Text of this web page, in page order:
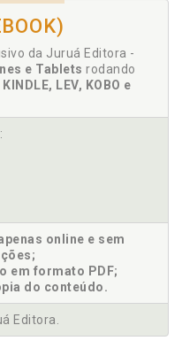
da Juruá Editora -
e Tablets rodando
LEV, KOBO e
online e sem
em formato PDF;
do conteúdo.
Editora.